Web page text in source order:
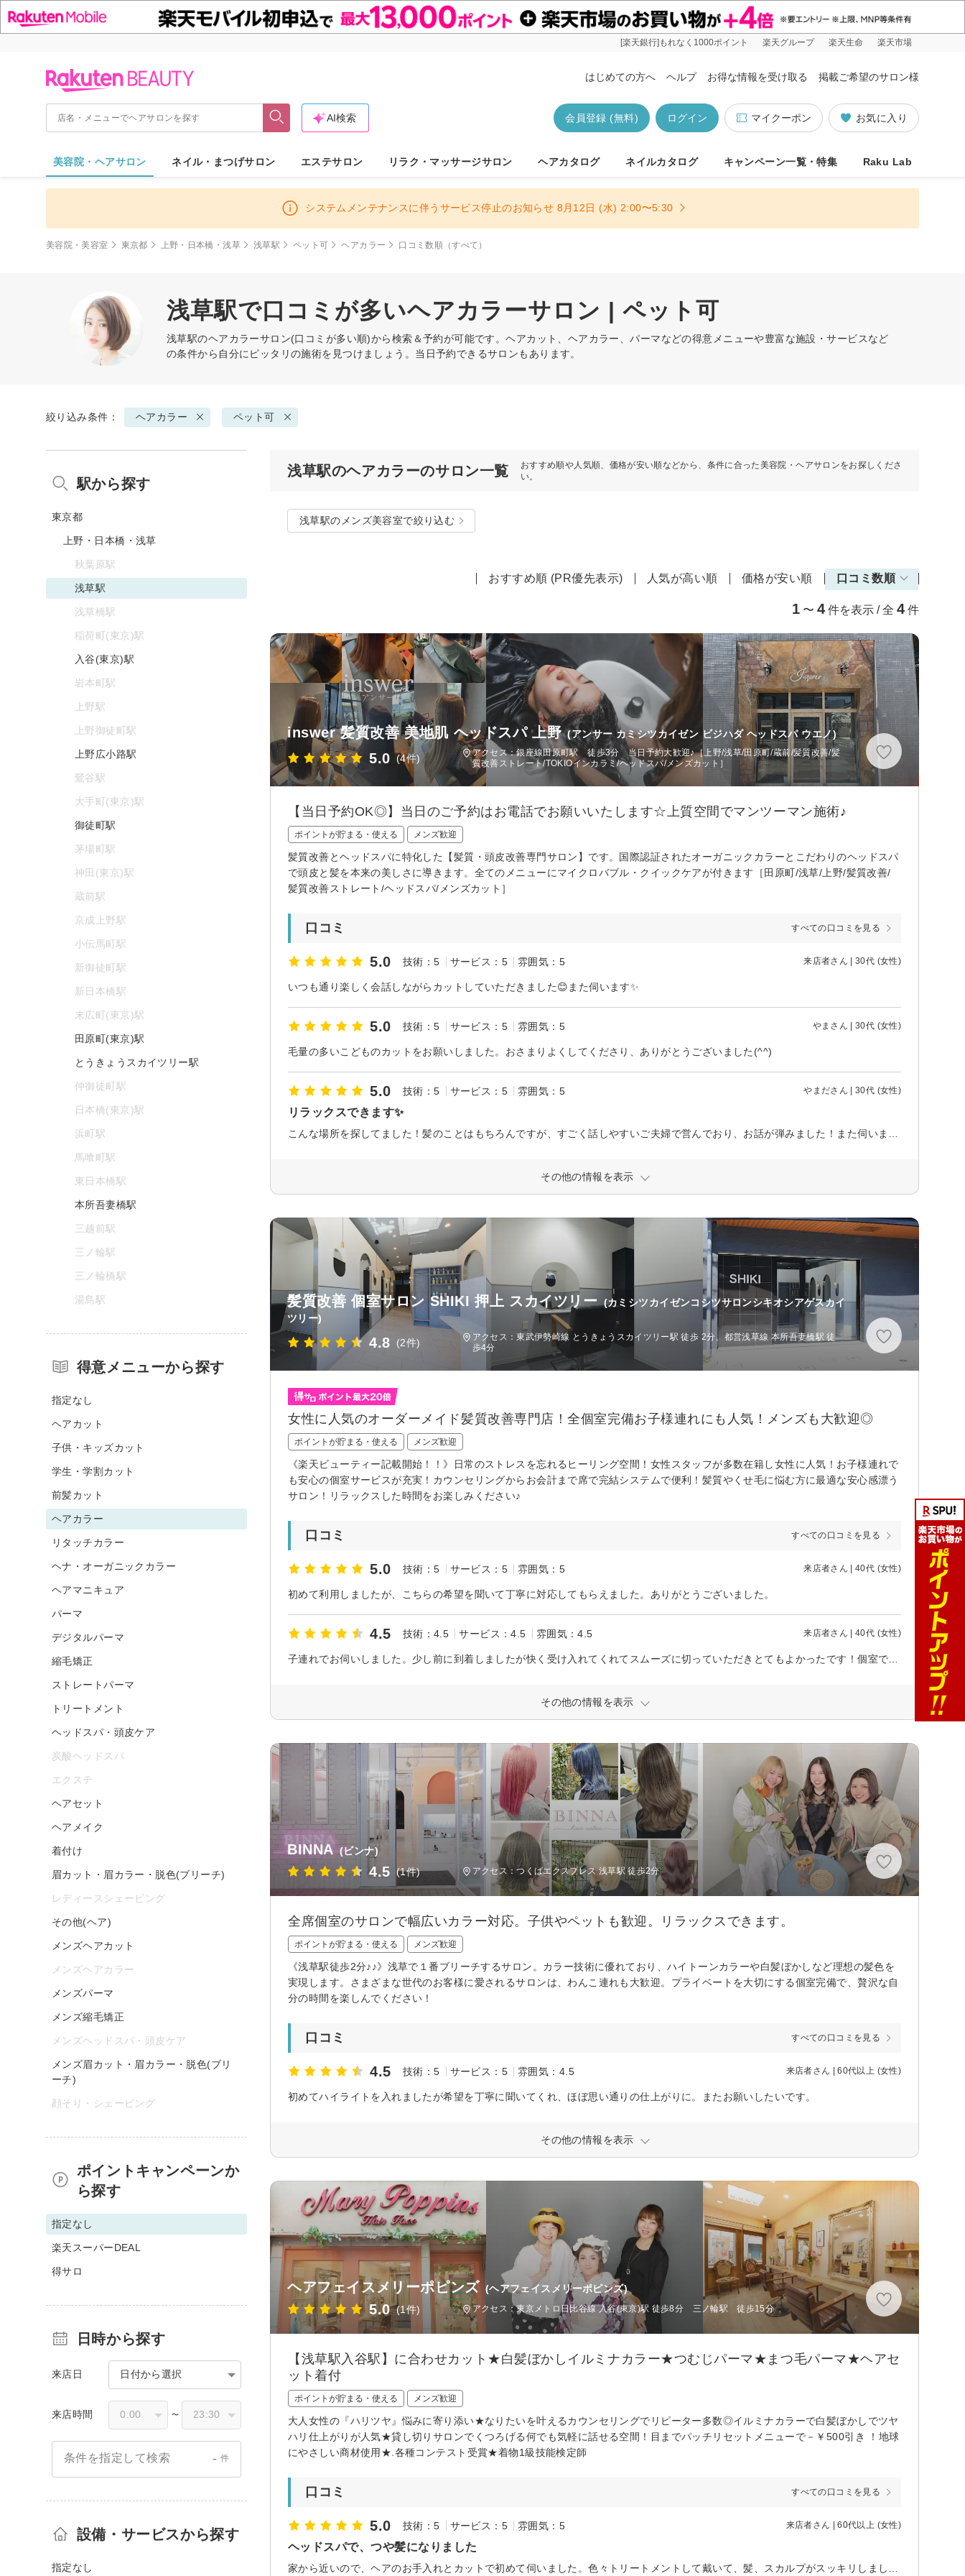
[楽天銀行]もれなく1000ポイント 楽天グループ 楽天生命 楽天市場
はじめての方へ ヘルプ お得な情報を受け取る 掲載ご希望のサロン様
お気に入り
マイクーポン
ログイン
会員登録 (無料)
AI検索
美容院・ヘアサロン ネイル・まつげサロン エステサロン リラク・マッサージサロン ヘアカタログ ネイルカタログ キャンペーン一覧・特集 Raku Lab
システムメンテナンスに伴うサービス停止のお知らせ 8月12日 (水) 2:00〜5:30
美容院・美容室 東京都 上野・日本橋・浅草 浅草駅 ペット可 ヘアカラー 口コミ数順（すべて）
浅草駅で口コミが多いヘアカラーサロン | ペット可
浅草駅のヘアカラーサロン(口コミが多い順)から検索＆予約が可能です。ヘアカット、ヘアカラー、パーマなどの得意メニューや豊富な施設・サービスなど
の条件から自分にピッタリの施術を見つけましょう。当日予約できるサロンもあります。
絞り込み条件： ヘアカラー ペット可
浅草駅のヘアカラーのサロン一覧
おすすめ順や人気順、価格が安い順などから、条件に合った美容院・ヘアサロンをお探しくださ
い。
浅草駅のメンズ美容室で絞り込む
おすすめ順 (PR優先表示) 人気が高い順 価格が安い順 口コミ数順
1 〜 4 件を表示 / 全 4 件
inswer 髪質改善 美地肌 ヘッドスパ 上野 (アンサー カミシツカイゼン ビジハダ ヘッドスパ ウエノ)
5.0 (4件)
アクセス：銀座線田原町駅 徒歩3分 当日予約大歓迎♪［上野/浅草/田原町/蔵前/髪質改善/髪
質改善ストレート/TOKIOインカラミ/ヘッドスパ/メンズカット］
【当日予約OK◎】当日のご予約はお電話でお願いいたします☆上質空間でマンツーマン施術♪
ポイントが貯まる・使える メンズ歓迎
髪質改善とヘッドスパに特化した【髪質・頭皮改善専門サロン】です。国際認証されたオーガニックカラーとこだわりのヘッドスパ
で頭皮と髪を本来の美しさに導きます。全てのメニューにマイクロバブル・クイックケアが付きます［田原町/浅草/上野/髪質改善/
髪質改善ストレート/ヘッドスパ/メンズカット］
口コミ すべての口コミを見る
5.0 技術：5 サービス：5 雰囲気：5 来店者さん | 30代 (女性)
いつも通り楽しく会話しながらカットしていただきました😊また伺います✨
5.0 技術：5 サービス：5 雰囲気：5 やまさん | 30代 (女性)
毛量の多いこどものカットをお願いしました。おさまりよくしてくださり、ありがとうございました(^^)
5.0 技術：5 サービス：5 雰囲気：5 やまださん | 30代 (女性)
リラックスできます✨
その他の情報を表示
髪質改善 個室サロン SHIKI 押上 スカイツリー
(カミシツカイゼンコシツサロンシキオシアゲスカイ
ツリー)
4.8 (2件)
アクセス：東武伊勢崎線 とうきょうスカイツリー駅 徒歩 2分、都営浅草線 本所吾妻橋駅 徒
歩4分
女性に人気のオーダーメイド髪質改善専門店！全個室完備お子様連れにも人気！メンズも大歓迎◎
ポイントが貯まる・使える メンズ歓迎
《楽天ビューティー記載開始！！》日常のストレスを忘れるヒーリング空間！女性スタッフが多数在籍し女性に人気！お子様連れで
も安心の個室サービスが充実！カウンセリングからお会計まで席で完結システムで便利！髪質やくせ毛に悩む方に最適な安心感漂う
サロン！リラックスした時間をお楽しみください♪
口コミ すべての口コミを見る
5.0 技術：5 サービス：5 雰囲気：5 来店者さん | 40代 (女性)
初めて利用しましたが、こちらの希望を聞いて丁寧に対応してもらえました。ありがとうございました。
4.5 技術：4.5 サービス：4.5 雰囲気：4.5 来店者さん | 40代 (女性)
その他の情報を表示
BINNA (ビンナ)
4.5 (1件) アクセス：つくばエクスプレス 浅草駅 徒歩2分
全席個室のサロンで幅広いカラー対応。子供やペットも歓迎。リラックスできます。
ポイントが貯まる・使える メンズ歓迎
《浅草駅徒歩2分♪♪》浅草で１番ブリーチするサロン。カラー技術に優れており、ハイトーンカラーや白髪ぼかしなど理想の髪色を
実現します。さまざまな世代のお客様に愛されるサロンは、わんこ連れも大歓迎。プライベートを大切にする個室完備で、贅沢な自
分の時間を楽しんでください！
口コミ すべての口コミを見る
4.5 技術：5 サービス：5 雰囲気：4.5 来店者さん | 60代以上 (女性)
初めてハイライトを入れましたが希望を丁寧に聞いてくれ、ほぼ思い通りの仕上がりに。またお願いしたいです。
その他の情報を表示
ヘアフェイスメリーポピンズ (ヘアフェイスメリーポピンズ)
5.0 (1件) アクセス：東京メトロ日比谷線 入谷(東京)駅 徒歩8分 三ノ輪駅 徒歩15分
【浅草駅入谷駅】に合わせカット★白髪ぼかしイルミナカラー★つむじパーマ★まつ毛パーマ★ヘアセ
ット着付
ポイントが貯まる・使える メンズ歓迎
大人女性の『ハリツヤ』悩みに寄り添い★なりたいを叶えるカウンセリングでリピーター多数◎イルミナカラーで白髪ぼかしでツヤ
ハリ仕上がりが人気★貸し切りサロンでくつろげる何でも気軽に話せる空間！目までパッチリセットメニューで－￥500引き ！地球
にやさしい商材使用★.各種コンテスト受賞★着物1級技能検定師
口コミ すべての口コミを見る
5.0 技術：5 サービス：5 雰囲気：5 来店者さん | 60代以上 (女性)
ヘッドスパで、つや髪になりました
駅から探す
東京都
上野・日本橋・浅草
秋葉原駅
浅草駅
浅草橋駅
稲荷町(東京)駅
入谷(東京)駅
岩本町駅
上野駅
上野御徒町駅
上野広小路駅
鶯谷駅
大手町(東京)駅
御徒町駅
茅場町駅
神田(東京)駅
蔵前駅
京成上野駅
小伝馬町駅
新御徒町駅
新日本橋駅
末広町(東京)駅
田原町(東京)駅
とうきょうスカイツリー駅
仲御徒町駅
日本橋(東京)駅
浜町駅
馬喰町駅
東日本橋駅
本所吾妻橋駅
三越前駅
三ノ輪駅
三ノ輪橋駅
湯島駅
得意メニューから探す
指定なし
ヘアカット
子供・キッズカット
学生・学割カット
前髪カット
ヘアカラー
リタッチカラー
ヘナ・オーガニックカラー
ヘアマニキュア
パーマ
デジタルパーマ
縮毛矯正
ストレートパーマ
トリートメント
ヘッドスパ・頭皮ケア
炭酸ヘッドスパ
エクステ
ヘアセット
ヘアメイク
着付け
眉カット・眉カラー・脱色(ブリーチ)
レディースシェービング
その他(ヘア)
メンズヘアカット
メンズヘアカラー
メンズパーマ
メンズ縮毛矯正
メンズヘッドスパ・頭皮ケア
メンズ眉カット・眉カラー・脱色(ブリ
ーチ)
顔そり・シェービング
ポイントキャンペーンか
ら探す
指定なし
楽天スーパーDEAL
得サロ
日時から探す
来店日 日付から選択
来店時間 〜
条件を指定して検索 - 件
設備・サービスから探す
指定なし